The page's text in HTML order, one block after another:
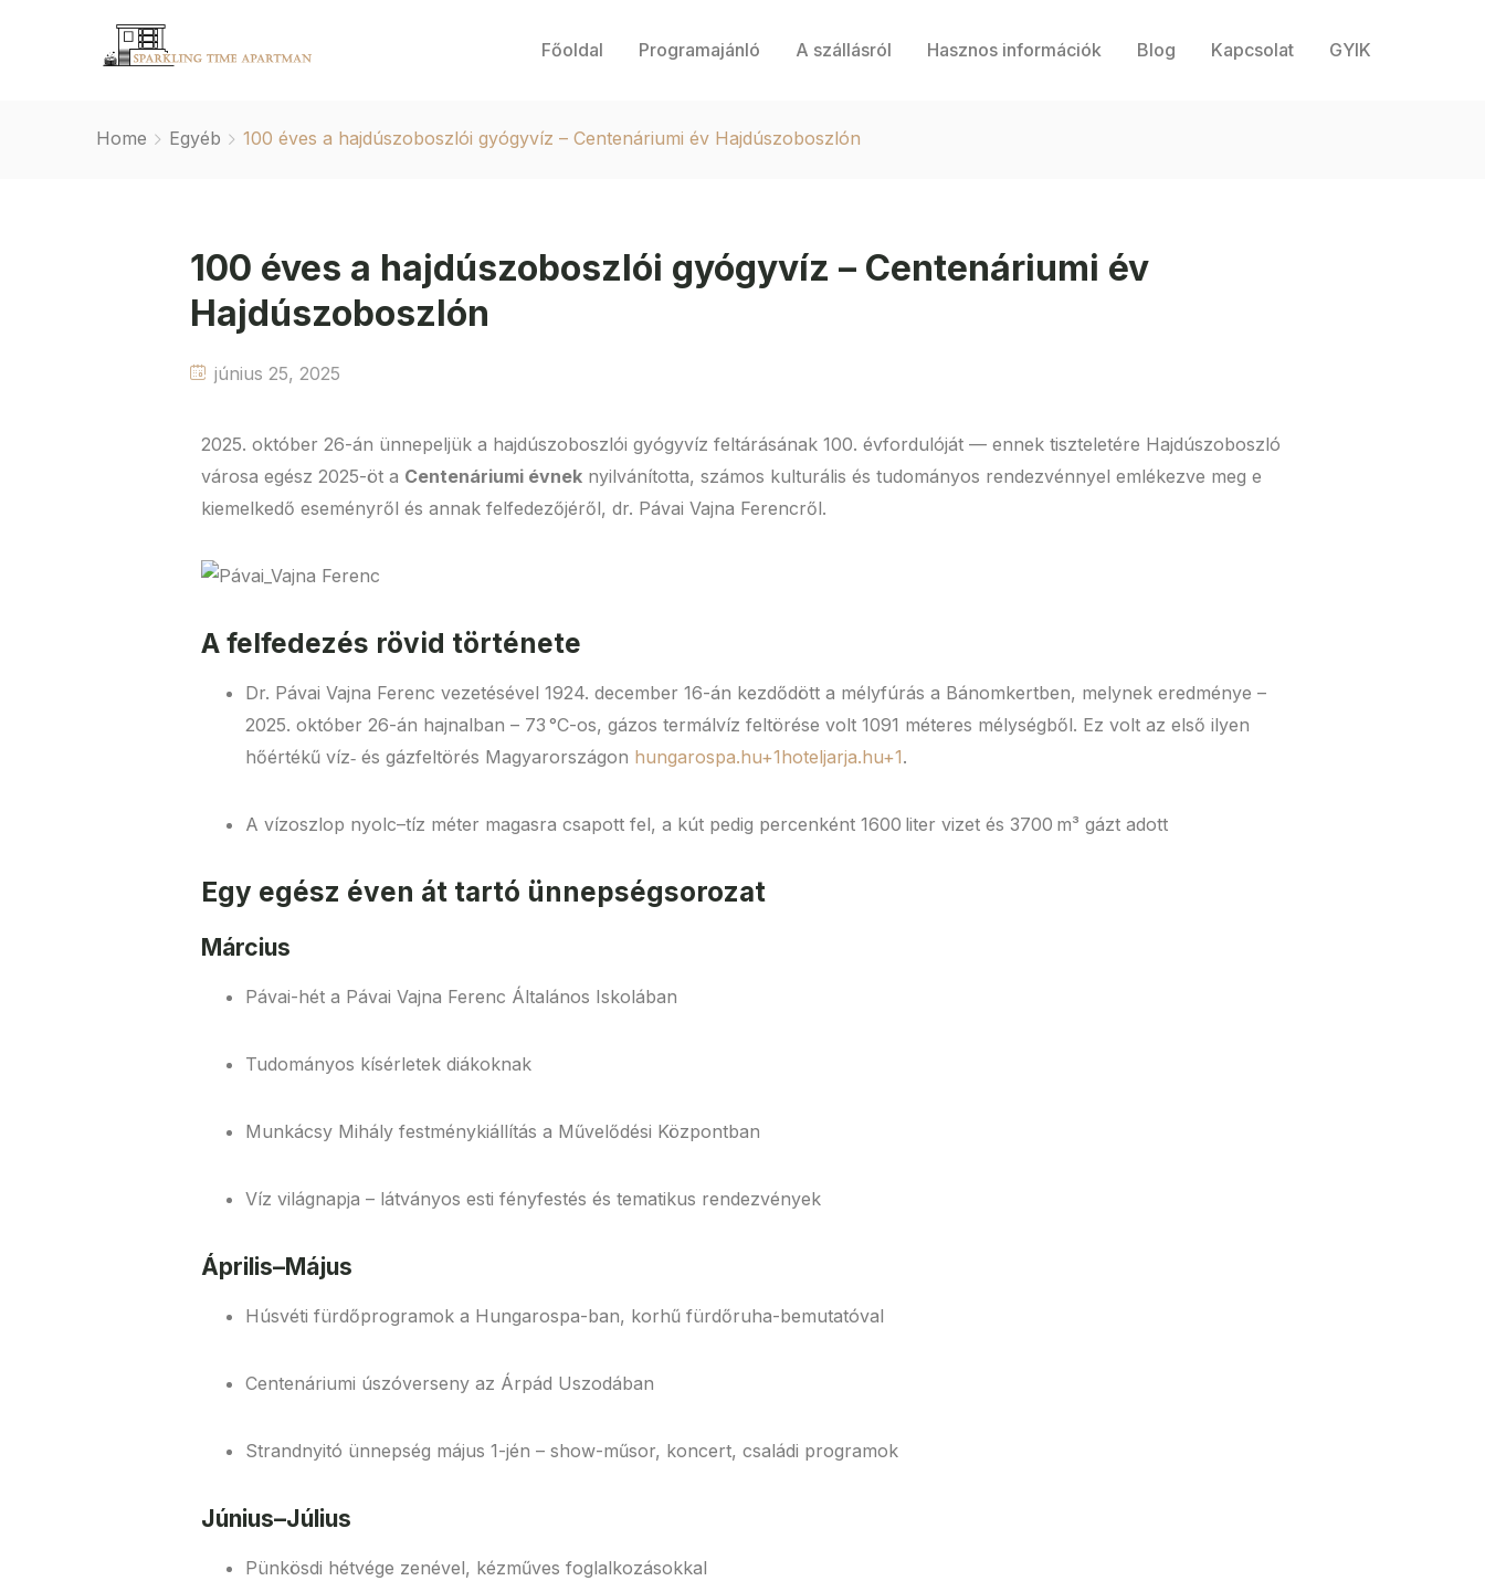
Főoldal Programajánló A szállásról Hasznos információk Blog Kapcsolat GYIK
Home Egyéb 100 éves a hajdúszoboszlói gyógyvíz – Centenáriumi év Hajdúszoboszlón
100 éves a hajdúszoboszlói gyógyvíz – Centenáriumi év
Hajdúszoboszlón
június 25, 2025
2025. október 26-án ünnepeljük a hajdúszoboszlói gyógyvíz feltárásának 100. évfordulóját — ennek tiszteletére Hajdúszoboszló
városa egész 2025-öt a Centenáriumi évnek nyilvánította, számos kulturális és tudományos rendezvénnyel emlékezve meg e
kiemelkedő eseményről és annak felfedezőjéről, dr. Pávai Vajna Ferencről.
A felfedezés rövid története
Dr. Pávai Vajna Ferenc vezetésével 1924. december 16-án kezdődött a mélyfúrás a Bánomkertben, melynek eredménye –
2025. október 26-án hajnalban – 73 °C-os, gázos termálvíz feltörése volt 1091 méteres mélységből. Ez volt az első ilyen
hőértékű víz‑ és gázfeltörés Magyarországon hungarospa.hu+1hoteljarja.hu+1.
A vízoszlop nyolc–tíz méter magasra csapott fel, a kút pedig percenként 1600 liter vizet és 3700 m³ gázt adott
Egy egész éven át tartó ünnepségsorozat
Március
Pávai-hét a Pávai Vajna Ferenc Általános Iskolában
Tudományos kísérletek diákoknak
Munkácsy Mihály festménykiállítás a Művelődési Központban
Víz világnapja – látványos esti fényfestés és tematikus rendezvények
Április–Május
Húsvéti fürdőprogramok a Hungarospa-ban, korhű fürdőruha-bemutatóval
Centenáriumi úszóverseny az Árpád Uszodában
Strandnyitó ünnepség május 1-jén – show-műsor, koncert, családi programok
Június–Július
Pünkösdi hétvége zenével, kézműves foglalkozásokkal